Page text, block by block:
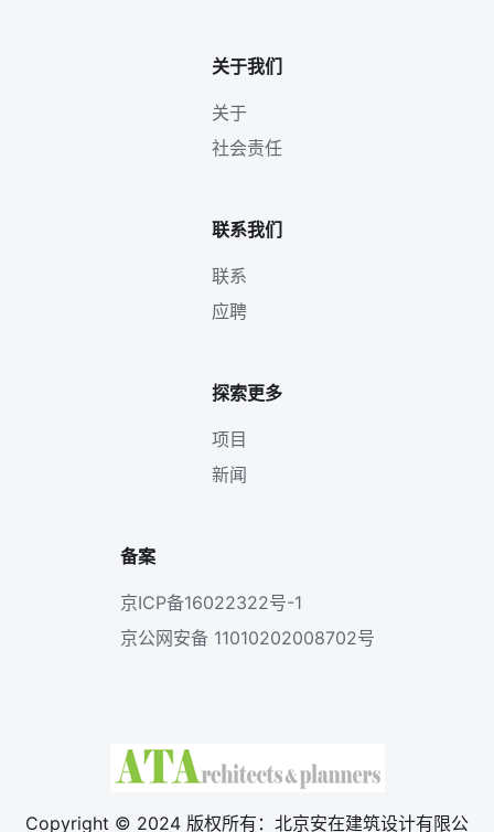
关于我们
关于
社会责任
联系我们
联系
应聘
探索更多
项目
新闻
备案
京ICP备16022322号-1
京公网安备 11010202008702号
Copyright © 2024 版权所有：北京安在建筑设计有限公